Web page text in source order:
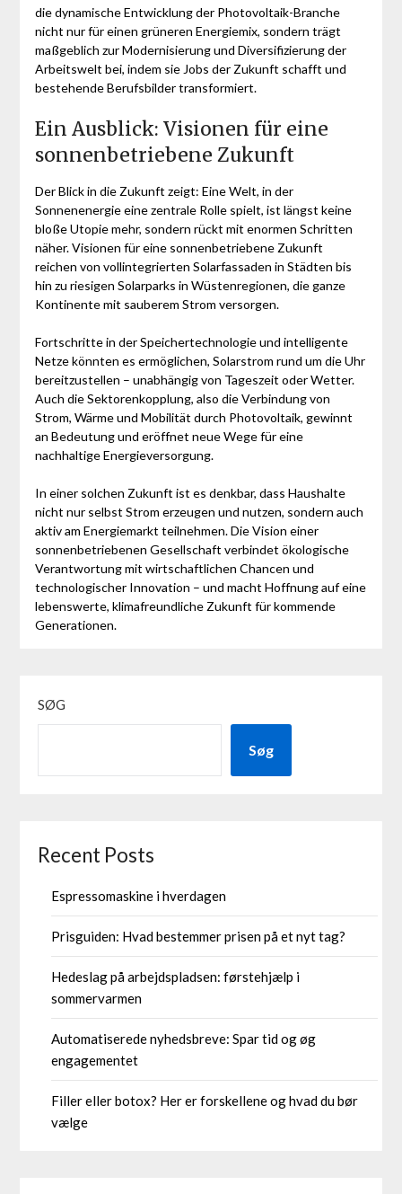
die dynamische Entwicklung der Photovoltaik-Branche
nicht nur für einen grüneren Energiemix, sondern trägt
maßgeblich zur Modernisierung und Diversifizierung der
Arbeitswelt bei, indem sie Jobs der Zukunft schafft und
bestehende Berufsbilder transformiert.
Ein Ausblick: Visionen für eine
sonnenbetriebene Zukunft
Der Blick in die Zukunft zeigt: Eine Welt, in der
Sonnenenergie eine zentrale Rolle spielt, ist längst keine
bloße Utopie mehr, sondern rückt mit enormen Schritten
näher. Visionen für eine sonnenbetriebene Zukunft
reichen von vollintegrierten Solarfassaden in Städten bis
hin zu riesigen Solarparks in Wüstenregionen, die ganze
Kontinente mit sauberem Strom versorgen.
Fortschritte in der Speichertechnologie und intelligente
Netze könnten es ermöglichen, Solarstrom rund um die Uhr
bereitzustellen – unabhängig von Tageszeit oder Wetter.
Auch die Sektorenkopplung, also die Verbindung von
Strom, Wärme und Mobilität durch Photovoltaik, gewinnt
an Bedeutung und eröffnet neue Wege für eine
nachhaltige Energieversorgung.
In einer solchen Zukunft ist es denkbar, dass Haushalte
nicht nur selbst Strom erzeugen und nutzen, sondern auch
aktiv am Energiemarkt teilnehmen. Die Vision einer
sonnenbetriebenen Gesellschaft verbindet ökologische
Verantwortung mit wirtschaftlichen Chancen und
technologischer Innovation – und macht Hoffnung auf eine
lebenswerte, klimafreundliche Zukunft für kommende
Generationen.
SØG
Søg
Recent Posts
Espressomaskine i hverdagen
Prisguiden: Hvad bestemmer prisen på et nyt tag?
Hedeslag på arbejdspladsen: førstehjælp i
sommervarmen
Automatiserede nyhedsbreve: Spar tid og øg
engagementet
Filler eller botox? Her er forskellene og hvad du bør
vælge